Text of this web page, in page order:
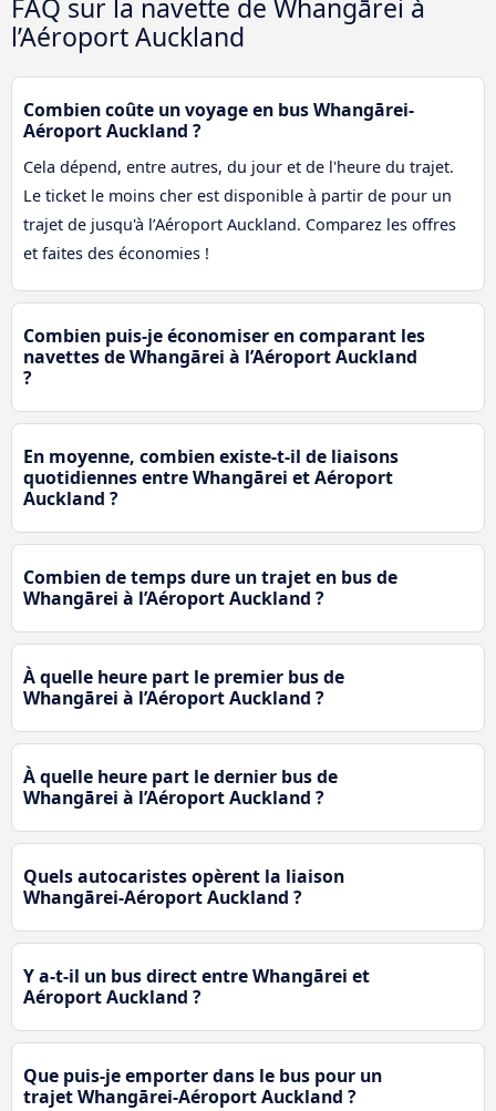
FAQ sur la navette de Whangārei à
l’Aéroport Auckland
Combien coûte un voyage en bus Whangārei-
Aéroport Auckland ?
Cela dépend, entre autres, du jour et de l'heure du trajet.
Le ticket le moins cher est disponible à partir de pour un
trajet de jusqu'à l’Aéroport Auckland. Comparez les offres
et faites des économies !
Combien puis-je économiser en comparant les
navettes de Whangārei à l’Aéroport Auckland
?
En moyenne, combien existe-t-il de liaisons
quotidiennes entre Whangārei et Aéroport
Auckland ?
Combien de temps dure un trajet en bus de
Whangārei à l’Aéroport Auckland ?
À quelle heure part le premier bus de
Whangārei à l’Aéroport Auckland ?
À quelle heure part le dernier bus de
Whangārei à l’Aéroport Auckland ?
Quels autocaristes opèrent la liaison
Whangārei-Aéroport Auckland ?
Y a-t-il un bus direct entre Whangārei et
Aéroport Auckland ?
Que puis-je emporter dans le bus pour un
trajet Whangārei-Aéroport Auckland ?